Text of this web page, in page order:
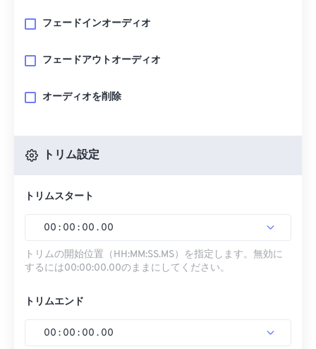
フェードインオーディオ
フェードアウトオーディオ
オーディオを削除
トリム設定
トリムスタート
00 : 00 : 00 . 00
トリムの開始位置（HH:MM:SS.MS）を指定します。無効に
するには00:00:00.00のままにしてください。
トリムエンド
00 : 00 : 00 . 00